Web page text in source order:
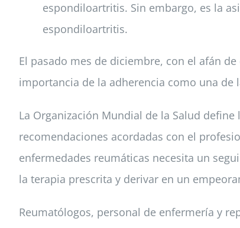
espondiloartritis. Sin embargo, es la
espondiloartritis.
El pasado mes de diciembre, con el afán
importancia de la adherencia como una
La Organización Mundial de la Salud
recomendaciones acordadas con el
enfermedades reumáticas necesita un
la terapia prescrita y derivar en un
Reumatólogos, personal de enfermería y